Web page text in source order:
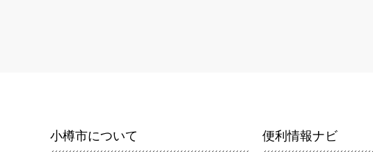
小樽市について 便利情報ナビ